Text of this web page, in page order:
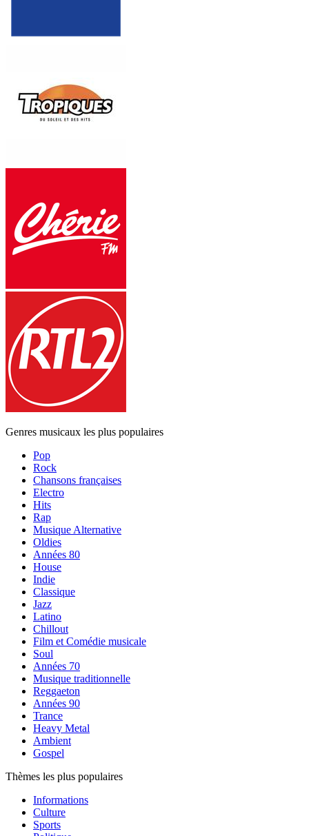
Genres musicaux les plus populaires
Pop
Rock
Chansons françaises
Electro
Hits
Rap
Musique Alternative
Oldies
Années 80
House
Indie
Classique
Jazz
Latino
Chillout
Film et Comédie musicale
Soul
Années 70
Musique traditionnelle
Reggaeton
Années 90
Trance
Heavy Metal
Ambient
Gospel
Thèmes les plus populaires
Informations
Culture
Sports